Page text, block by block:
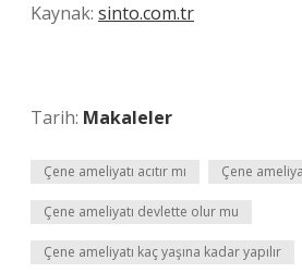
Kaynak: sinto.com.tr
Tarih: Makaleler
Çene ameliyatı acıtır mı Çene
Çene ameliyatı devlette olur mu
Çene ameliyatı kaç yaşına kadar yapılır